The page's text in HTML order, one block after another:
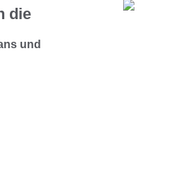
die
und